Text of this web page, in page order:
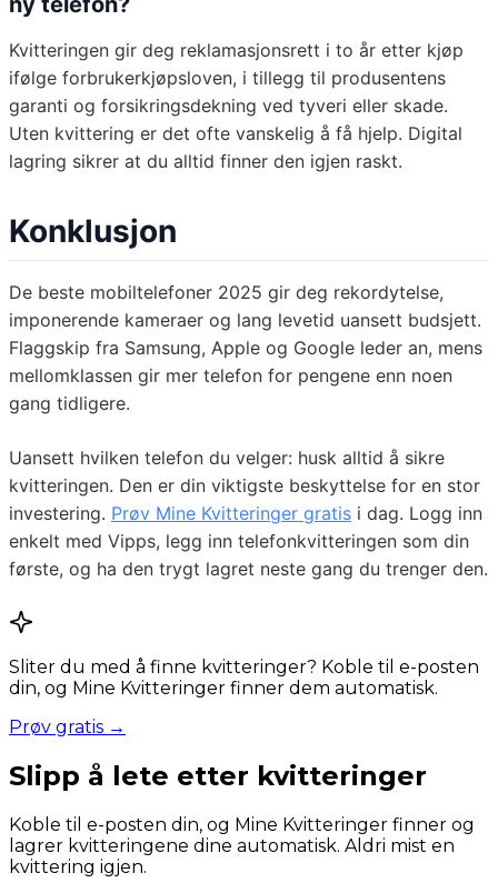
Kvitteringen gir deg reklamasjonsrett i to år etter kjøp
ifølge forbrukerkjøpsloven, i tillegg til produsentens
garanti og forsikringsdekning ved tyveri eller skade.
Uten kvittering er det ofte vanskelig å få hjelp. Digital
lagring sikrer at du alltid finner den igjen raskt.
Konklusjon
De beste mobiltelefoner 2025 gir deg rekordytelse,
imponerende kameraer og lang levetid uansett budsjett.
Flaggskip fra Samsung, Apple og Google leder an, mens
mellomklassen gir mer telefon for pengene enn noen
gang tidligere.
Uansett hvilken telefon du velger: husk alltid å sikre
kvitteringen. Den er din viktigste beskyttelse for en stor
investering. Prøv Mine Kvitteringer gratis i dag. Logg inn
enkelt med Vipps, legg inn telefonkvitteringen som din
første, og ha den trygt lagret neste gang du trenger den.
Sliter du med å finne kvitteringer? Koble til e-posten
din, og Mine Kvitteringer finner dem automatisk.
Prøv gratis →
Slipp å lete etter kvitteringer
Koble til e-posten din, og Mine Kvitteringer finner og
lagrer kvitteringene dine automatisk. Aldri mist en
kvittering igjen.